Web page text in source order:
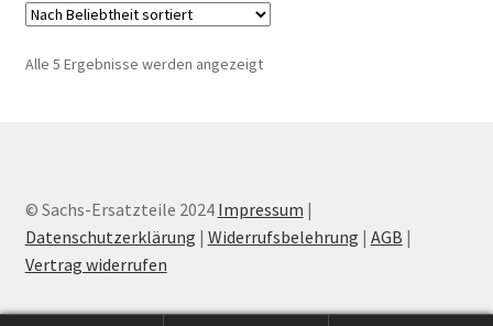
Alle 5 Ergebnisse werden angezeigtNach
© Sachs-Ersatzteile 2024 Impressum |
Datenschutzerklärung | Widerrufsbelehrung | AGB |
Vertrag widerrufen